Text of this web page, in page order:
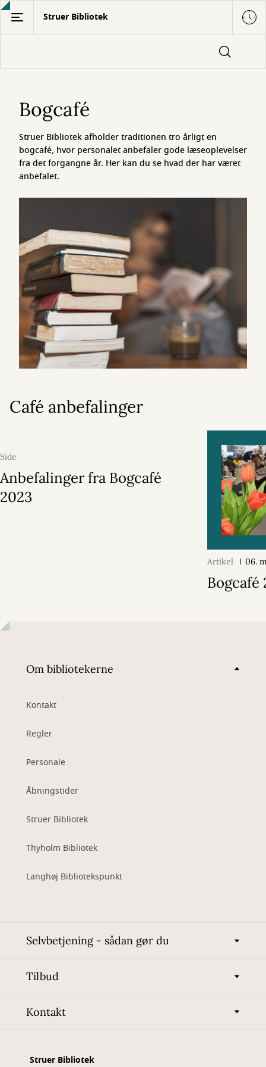
Gå
hovedindhold
Struer Bibliotek
Bogcafé
Struer Bibliotek afholder traditionen tro årligt en
bogcafé, hvor personalet anbefaler gode læseoplevelser
fra det forgangne år. Her kan du se hvad der har været
anbefalet.
Café anbefalinger
Side
Anbefalinger fra Bogcafé
2023
Artikel 06.
Bogcafé
Om bibliotekerne
Kontakt
Regler
Personale
Åbningstider
Struer Bibliotek
Thyholm Bibliotek
Langhøj Bibliotekspunkt
Selvbetjening - sådan gør du
Tilbud
Kontakt
Struer Bibliotek